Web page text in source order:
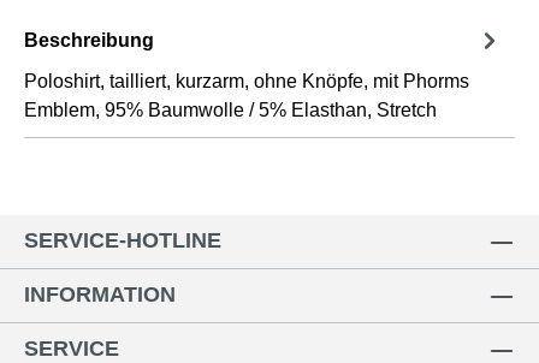
Beschreibung
Poloshirt, tailliert, kurzarm, ohne Knöpfe, mit Phorms
Emblem, 95% Baumwolle / 5% Elasthan, Stretch
SERVICE-HOTLINE
INFORMATION
SERVICE